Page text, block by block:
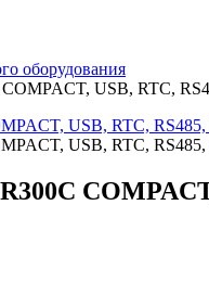
оборудования
USB, RTC,